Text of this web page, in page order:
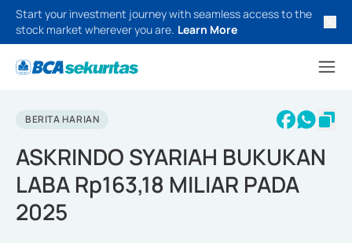
Start your investment journey with seamless access to the
stock market wherever you are. Learn More
BERITA HARIAN
ASKRINDO SYARIAH BUKUKAN
LABA Rp163,18 MILIAR PADA
2025